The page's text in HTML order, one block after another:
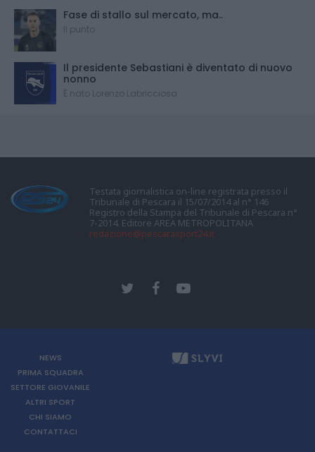
Fase di stallo sul mercato, ma..
Il punto
Il presidente Sebastiani è diventato di nuovo
nonno
È nato Lorenzo Labricciosa
Testata giornalistica on-line registrata presso il
Tribunale di Pescara il 15/07/2014 al n° 146
Registro della Stampa del Tribunale di Pescara n°
7-2014. Editore AREA METROPOLITANA
redazione@pescarasport24.it
NEWS
PRIMA SQUADRA
SETTORE GIOVANILE
ALTRI SPORT
CHI SIAMO
CONTATTACI